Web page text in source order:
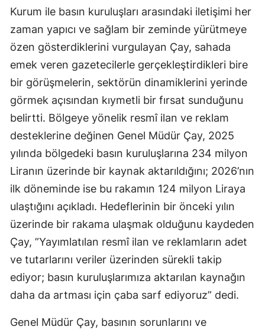
Kurum ile basın kuruluşları arasındaki iletişimi her
zaman yapıcı ve sağlam bir zeminde yürütmeye
özen gösterdiklerini vurgulayan Çay, sahada
emek veren gazetecilerle gerçekleştirdikleri bire
bir görüşmelerin, sektörün dinamiklerini yerinde
görmek açısından kıymetli bir fırsat sunduğunu
belirtti. Bölgeye yönelik resmî ilan ve reklam
desteklerine değinen Genel Müdür Çay, 2025
yılında bölgedeki basın kuruluşlarına 234 milyon
Liranın üzerinde bir kaynak aktarıldığını; 2026’nın
ilk döneminde ise bu rakamın 124 milyon Liraya
ulaştığını açıkladı. Hedeflerinin bir önceki yılın
üzerinde bir rakama ulaşmak olduğunu kaydeden
Çay, ”Yayımlatılan resmî ilan ve reklamların adet
ve tutarlarını veriler üzerinden sürekli takip
ediyor; basın kuruluşlarımıza aktarılan kaynağın
daha da artması için çaba sarf ediyoruz” dedi.
Genel Müdür Çay, basının sorunlarını ve